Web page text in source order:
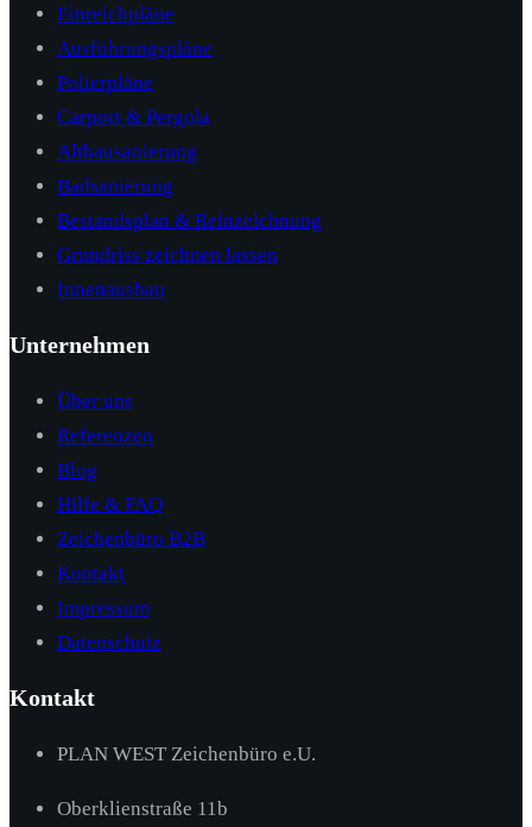
Einreichpläne
Ausführungspläne
Polierpläne
Carport & Pergola
Altbausanierung
Badsanierung
Bestandsplan & Reinzeichnung
Grundriss zeichnen lassen
Innenausbau
Unternehmen
Über uns
Referenzen
Blog
Hilfe & FAQ
Zeichenbüro B2B
Kontakt
Impressum
Datenschutz
Kontakt
PLAN WEST Zeichenbüro e.U.
Oberklienstraße 11b